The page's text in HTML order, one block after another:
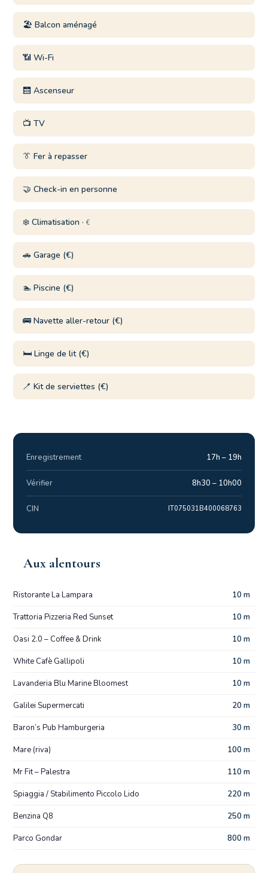
🏖️ Balcon aménagé
📶 Wi-Fi
🛗 Ascenseur
📺 TV
👔 Fer à repasser
🤝 Check-in en personne
❄️ Climatisation ·€
🚗 Garage (€)
🏊 Piscine (€)
🚌 Navette aller-retour (€)
🛏️ Linge de lit (€)
🪥 Kit de serviettes (€)
Enregistrement 17h – 19h
Vérifier 8h30 – 10h00
CIN IT075031B400068763
Aux alentours
Ristorante La Lampara 10 m
Trattoria Pizzeria Red Sunset 10 m
Oasi 2.0 – Coffee & Drink 10 m
White Cafè Gallipoli 10 m
Lavanderia Blu Marine Bloomest 10 m
Galilei Supermercati 20 m
Baron’s Pub Hamburgeria 30 m
Mare (riva) 100 m
Mr Fit – Palestra 110 m
Spiaggia / Stabilimento Piccolo Lido 220 m
Benzina Q8 250 m
Parco Gondar 800 m